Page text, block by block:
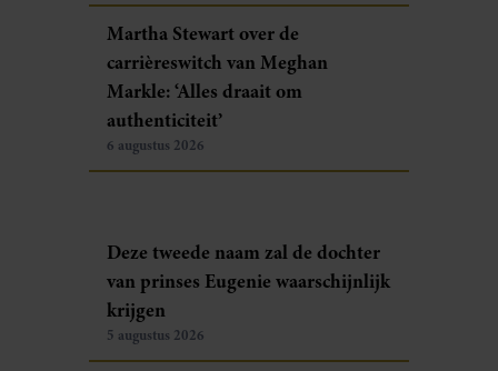
Martha Stewart over de
carrièreswitch van Meghan
Markle: ‘Alles draait om
authenticiteit’
6 augustus 2026
Deze tweede naam zal de dochter
van prinses Eugenie waarschijnlijk
krijgen
5 augustus 2026